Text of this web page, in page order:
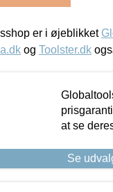
er i øjeblikket
og Toolster.dk
at se
Se